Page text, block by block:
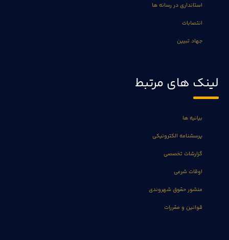
استانداری در رسانه ها
انتصابات
جهاد تبیین
لینک های مرتبط
بیانیه ها
پرسشنامه الکترونیکی
گزارشات تخصصی
اوقات شرعی
منشور حقوق شهروندی
قوانین و مقررات